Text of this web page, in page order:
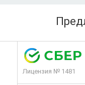
Лицензия № 1481